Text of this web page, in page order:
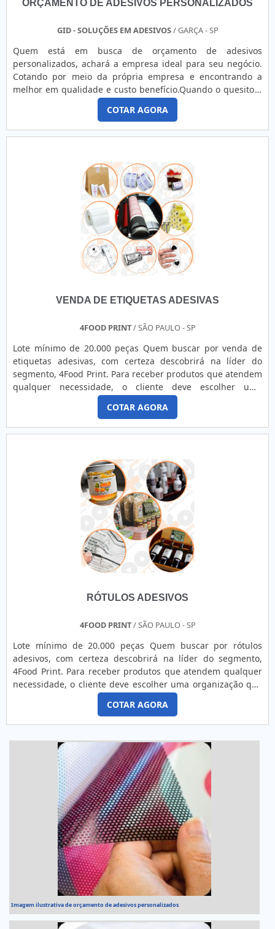
ORÇAMENTO DE ADESIVOS PERSONALIZADOS
GID - SOLUÇÕES EM ADESIVOS/ GARÇA - SP
Quem está em busca de orçamento de adesivos
personalizados, achará a empresa ideal para seu negócio.
Cotando por meio da própria empresa e encontrando a
melhor em qualidade e custo benefício.Quando o quesito é
orçamento de adesivos personalizados, com a GID -
Soluções em Adesivos atingirá precisão com soluções
práticas e inovadoras que garantem qualidade em todos os
serviços prestados.INFORMAÇÕES SOBRE ORÇAMENTO DE
COTAR AGORA
VENDA DE ETIQUETAS ADESIVAS
4FOOD PRINT/ SÃO PAULO - SP
Lote mínimo de 20.000 peças Quem buscar por venda de
etiquetas adesivas, com certeza descobrirá na líder do
segmento, 4Food Print. Para receber produtos que atendem
qualquer necessidade, o cliente deve escolher uma
organização que se destaque por um bom suporte pré-
venda e tenha ampla experiência no ramo.Quando a
temática é venda de etiquetas adesivas, com a melhor mão
de obra da 4Food Print o cliente obterá assertividade e
COTAR AGORA
RÓTULOS ADESIVOS
4FOOD PRINT/ SÃO PAULO - SP
Lote mínimo de 20.000 peças Quem buscar por rótulos
adesivos, com certeza descobrirá na líder do segmento,
4Food Print. Para receber produtos que atendem qualquer
necessidade, o cliente deve escolher uma organização que
se destaque por um bom suporte pré-venda e tenha ampla
experiência no ramo.MAIS DETALHES INTERESSANTES
SOBRE RÓTULOS ADESIVOSQuem precisa de rótulos
serviços, consegue encont...
COTAR AGORA
Imagem ilustrativa de orçamento de adesivos personalizados